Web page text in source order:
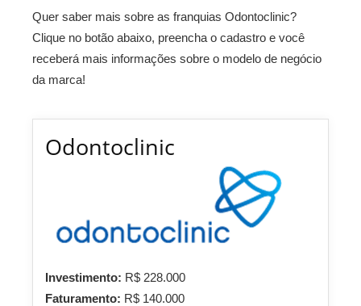
Quer saber mais sobre as franquias Odontoclinic?
Clique no botão abaixo, preencha o cadastro e você
receberá mais informações sobre o modelo de negócio
da marca!
Odontoclinic
Investimento: R$ 228.000
Faturamento: R$ 140.000